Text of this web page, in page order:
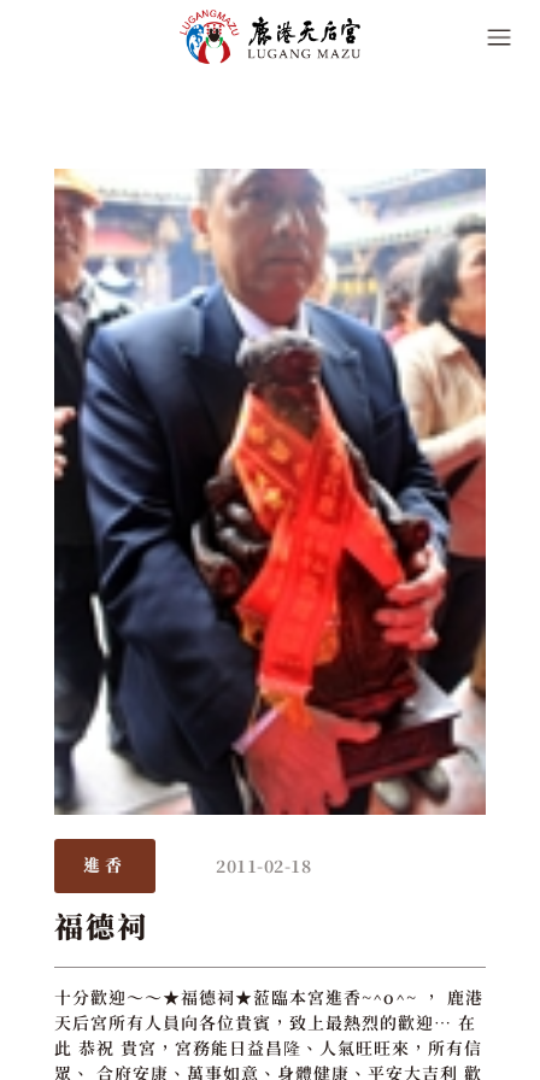
進香 2011-02-18
福德祠
十分歡迎～～★福德祠★蒞臨本宮進香~^o^~ ， 鹿港
天后宮所有人員向各位貴賓，致上最熱烈的歡迎… 在
此 恭祝 貴宮，宮務能日益昌隆、人氣旺旺來，所有信
眾、 合府安康、萬事如意、身體健康、平安大吉利 歡